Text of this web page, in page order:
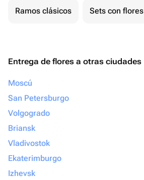
Ramos clásicos Sets con flores
Entrega de flores a otras ciudades
Moscú
San Petersburgo
Volgogrado
Briansk
Vladivostok
Ekaterimburgo
Izhevsk